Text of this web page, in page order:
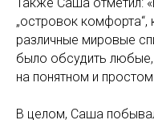
„островок комфорта“,
различные мировые
было обсудить
на понятном и простом
В целом, Саша